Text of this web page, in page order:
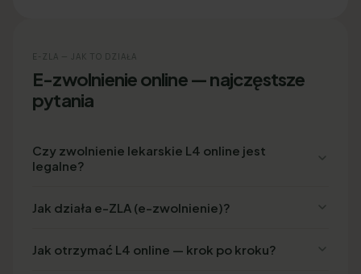
E-ZLA — JAK TO DZIAŁA
E-zwolnienie online — najczęstsze
pytania
Czy zwolnienie lekarskie L4 online jest
legalne?
Jak działa e-ZLA (e-zwolnienie)?
Jak otrzymać L4 online — krok po kroku?